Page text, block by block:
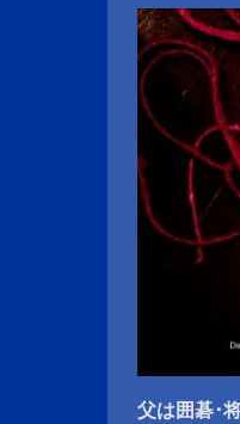
父は囲碁･